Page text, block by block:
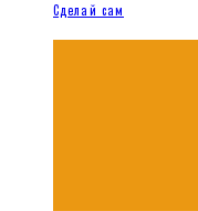
Сделай сам